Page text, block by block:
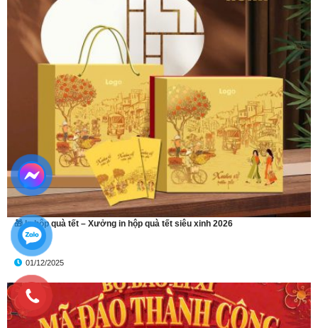
🎁 In hộp quà tết – Xưởng in hộp quà tết siêu xinh 2026
01/12/2025